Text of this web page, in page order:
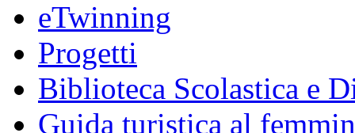
eTwinning
Progetti
Biblioteca Scolastica e
Guida turistica al